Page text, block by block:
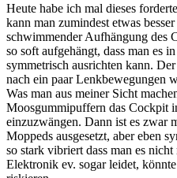
Heute habe ich mal dieses
kann man zumindest etwas
schwimmender Aufhängung des
so soft aufgehängt, dass man es
symmetrisch ausrichten kann.
nach ein paar Lenkbewegungen
Was man aus meiner Sicht
Moosgummipuffern das Cockpit
einzuzwängen. Dann ist es zwar
Moppeds ausgesetzt, aber eben
so stark vibriert dass man es
Elektronik ev. sogar leidet,